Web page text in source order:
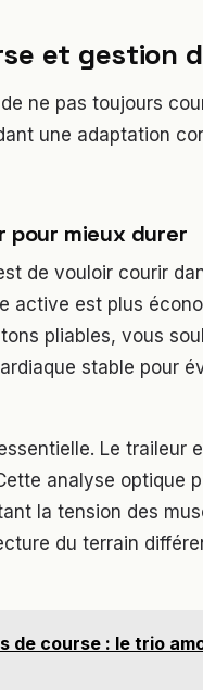
et gestion
ne pas toujours
une adaptation
pour mieux durer
de vouloir courir
active est plus
pliables, vous
stable pour
Le traileur
analyse optique
la tension des
du terrain
de course : le trio